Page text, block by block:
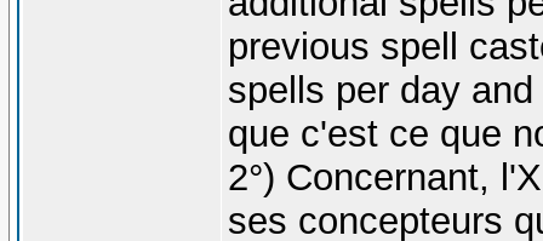
previous spell
spells per day
que c'est ce que
2°) Concernant,
ses concepteurs